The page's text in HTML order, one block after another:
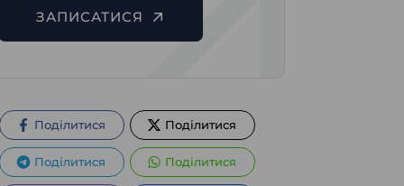
ЗАПИСАТИСЯ
Поділитися Поділитися
Поділитися Поділитися